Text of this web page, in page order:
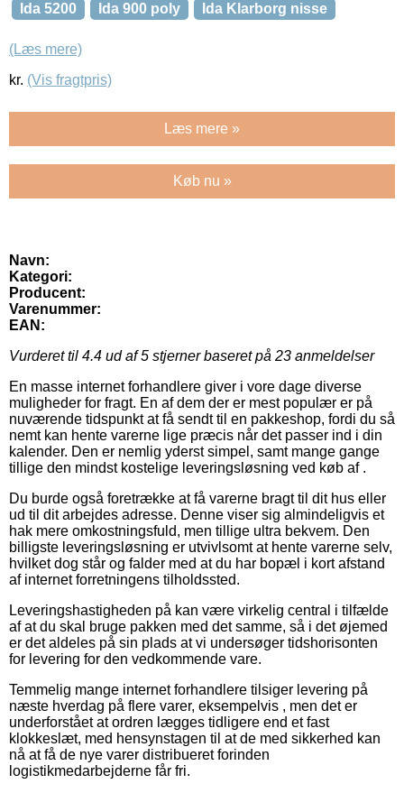
Ida 5200
Ida 900 poly Ida Klarborg nisse
(Læs mere)
kr. (Vis fragtpris)
Læs mere »
Køb nu »
Navn:
Kategori:
Producent:
Varenummer:
EAN:
Vurderet til 4.4 ud af 5 stjerner baseret på 23 anmeldelser
En masse internet forhandlere giver i vore dage diverse
muligheder for fragt. En af dem der er mest populær er på
nuværende tidspunkt at få sendt til en pakkeshop, fordi du så
nemt kan hente varerne lige præcis når det passer ind i din
kalender. Den er nemlig yderst simpel, samt mange gange
tillige den mindst kostelige leveringsløsning ved køb af .
Du burde også foretrække at få varerne bragt til dit hus eller
ud til dit arbejdes adresse. Denne viser sig almindeligvis et
hak mere omkostningsfuld, men tillige ultra bekvem. Den
billigste leveringsløsning er utvivlsomt at hente varerne selv,
hvilket dog står og falder med at du har bopæl i kort afstand
af internet forretningens tilholdssted.
Leveringshastigheden på kan være virkelig central i tilfælde
af at du skal bruge pakken med det samme, så i det øjemed
er det aldeles på sin plads at vi undersøger tidshorisonten
for levering for den vedkommende vare.
Temmelig mange internet forhandlere tilsiger levering på
næste hverdag på flere varer, eksempelvis , men det er
underforstået at ordren lægges tidligere end et fast
klokkeslæt, med hensynstagen til at de med sikkerhed kan
nå at få de nye varer distribueret forinden
logistikmedarbejderne får fri.